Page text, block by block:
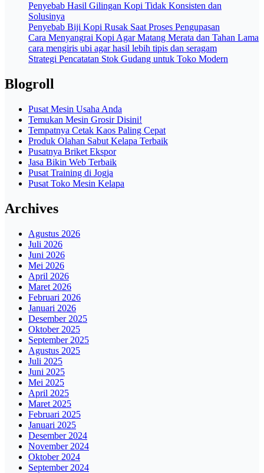
Penyebab Hasil Gilingan Kopi Tidak Konsisten dan
Solusinya
Penyebab Biji Kopi Rusak Saat Proses Pengupasan
Cara Menyangrai Kopi Agar Matang Merata dan Tahan Lama
cara mengiris ubi agar hasil lebih tipis dan seragam
Strategi Pencatatan Stok Gudang untuk Toko Modern
Blogroll
Pusat Mesin Usaha Anda
Temukan Mesin Grosir Disini!
Tempatnya Cetak Kaos Paling Cepat
Produk Olahan Sabut Kelapa Terbaik
Pusatnya Briket Ekspor
Jasa Bikin Web Terbaik
Pusat Training di Jogja
Pusat Toko Mesin Kelapa
Archives
Agustus 2026
Juli 2026
Juni 2026
Mei 2026
April 2026
Maret 2026
Februari 2026
Januari 2026
Desember 2025
Oktober 2025
September 2025
Agustus 2025
Juli 2025
Juni 2025
Mei 2025
April 2025
Maret 2025
Februari 2025
Januari 2025
Desember 2024
November 2024
Oktober 2024
September 2024